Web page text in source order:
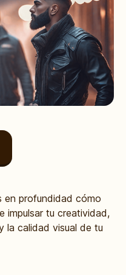
en profundidad cómo
impulsar tu creatividad,
la calidad visual de tu